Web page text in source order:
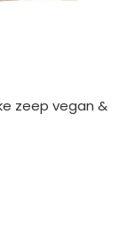
zeep vegan &